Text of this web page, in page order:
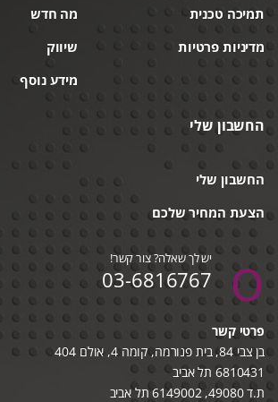
תמיכה טכנית
מדיניות פרטיות
מה חדש
שיווק
מידע נוסף
החשבון שלי
החשבון שלי
הצעת המחיר שלכם
יש לך שאלה? צור קשר!
03-6816767
פרטי קשר
בן צבי 84, בית פנורמה, קומה 4, אולם 404
6810431 תל אביב
ת.ד 49080, 6149002 תל אביב